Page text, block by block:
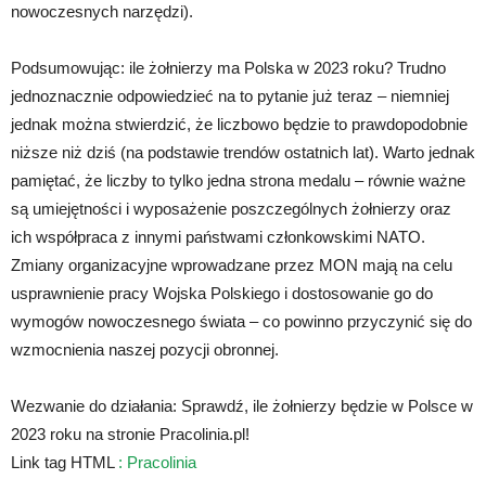
nowoczesnych narzędzi).
Podsumowując: ile żołnierzy ma Polska w 2023 roku? Trudno
jednoznacznie odpowiedzieć na to pytanie już teraz – niemniej
jednak można stwierdzić, że liczbowo będzie to prawdopodobnie
niższe niż dziś (na podstawie trendów ostatnich lat). Warto jednak
pamiętać, że liczby to tylko jedna strona medalu – równie ważne
są umiejętności i wyposażenie poszczególnych żołnierzy oraz
ich współpraca z innymi państwami członkowskimi NATO.
Zmiany organizacyjne wprowadzane przez MON mają na celu
usprawnienie pracy Wojska Polskiego i dostosowanie go do
wymogów nowoczesnego świata – co powinno przyczynić się do
wzmocnienia naszej pozycji obronnej.
Wezwanie do działania: Sprawdź, ile żołnierzy będzie w Polsce w
2023 roku na stronie Pracolinia.pl!
Link tag HTML : Pracolinia